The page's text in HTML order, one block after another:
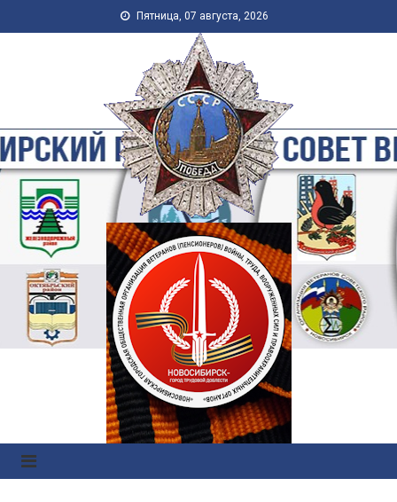
Пятница, 07 августа, 2026
Новосибирская Городская
Общественная Организация
Ветеранов-Пенсионеров
Войны, Труда, Военной
Службы и
Правоохранительных
Органов